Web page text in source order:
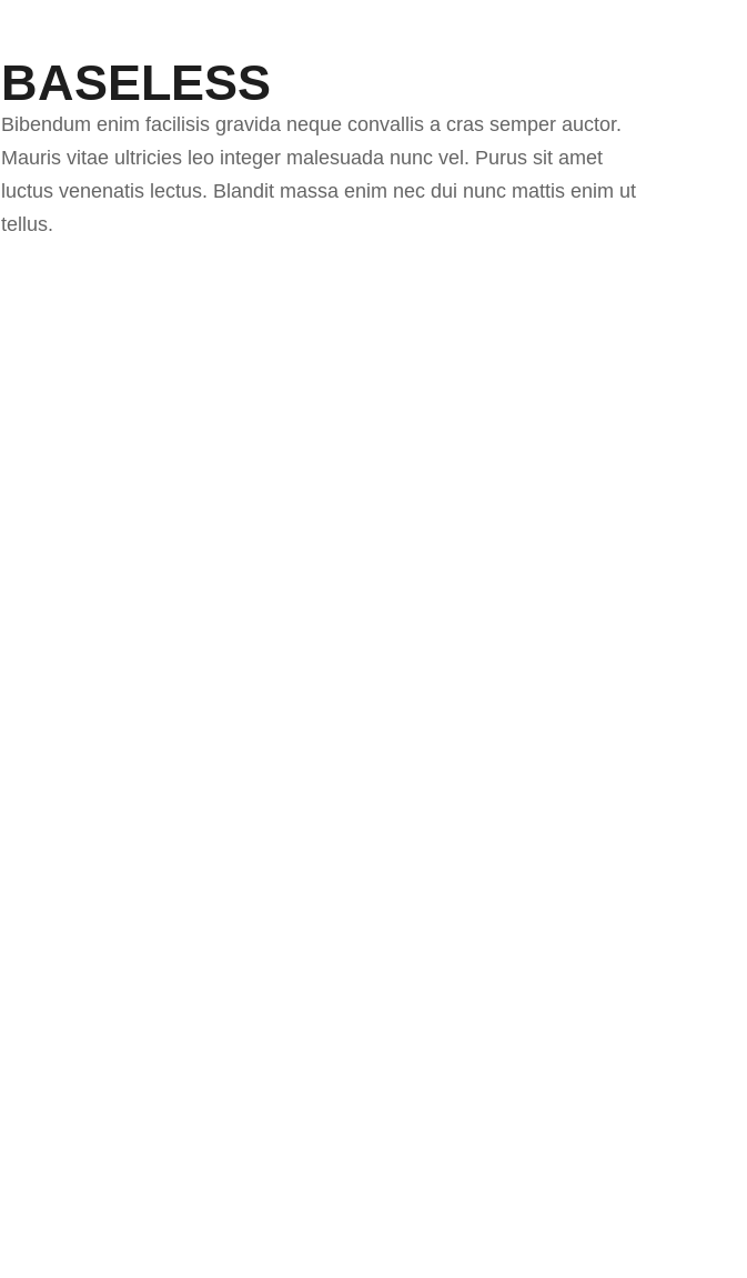
BASELESS
Bibendum enim facilisis gravida neque convallis a cras semper auctor.
Mauris vitae ultricies leo integer malesuada nunc vel. Purus sit amet
luctus venenatis lectus. Blandit massa enim nec dui nunc mattis enim ut
tellus.